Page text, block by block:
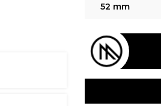
52 mm